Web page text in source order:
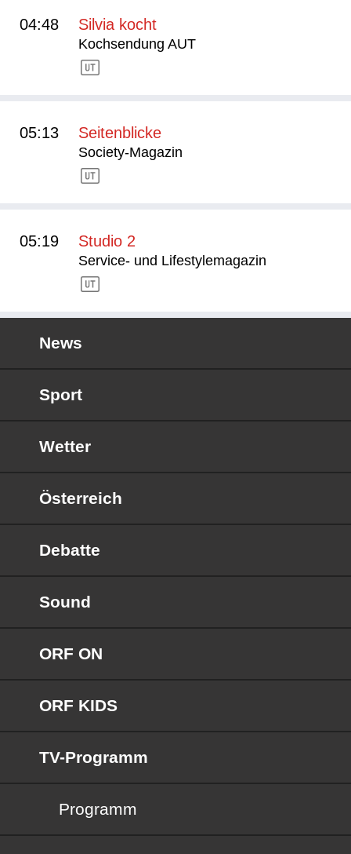
04:48 Silvia kocht
Kochsendung AUT
05:13 Seitenblicke
Society-Magazin
05:19 Studio 2
Service- und Lifestylemagazin
News
Sport
Wetter
Österreich
Debatte
Sound
ORF ON
ORF KIDS
TV-Programm
Programm